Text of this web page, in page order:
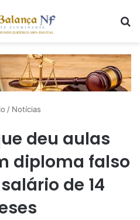
/ Notícias
deu aulas
diploma falso
de 14